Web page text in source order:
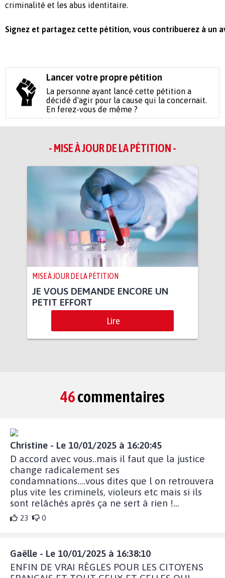
criminalité et les abus identitaire.
Signez et partagez cette pétition, vous contribuerez à un
Lancer votre propre pétition
La personne ayant lancé cette pétition a
décidé d'agir pour la cause qui la concernait.
En ferez-vous de même ?
- MISE À JOUR DE LA PÉTITION -
MISE À JOUR DE LA PÉTITION
JE VOUS DEMANDE ENCORE UN
PETIT EFFORT
Lire
46commentaires
Christine - Le 10/01/2025 à 16:20:45
D accord avec vous..mais il faut que la justice
change radicalement ses
condamnations....vous dites que l on retrouvera
plus vite les criminels, violeurs etc mais si ils
sont relâchés après ça ne sert à rien !...
23 0
Gaëlle - Le 10/01/2025 à 16:38:10
ENFIN DE VRAI RÈGLES POUR LES CITOYENS